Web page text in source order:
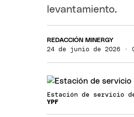
levantamiento.
REDACCIÓN MINERGY
24 de junio de 2026 ·
Estación de servicio de
YPF